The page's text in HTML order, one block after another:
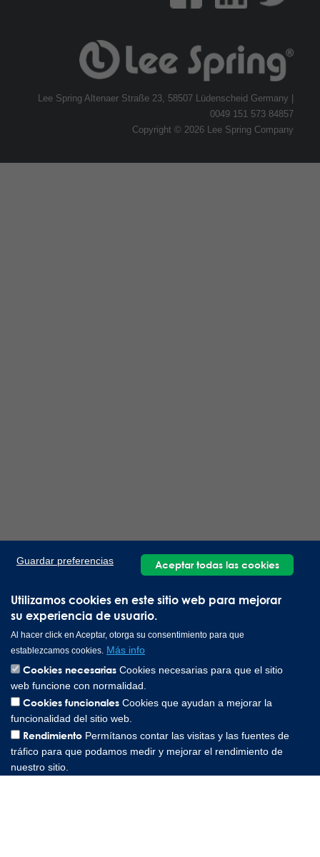
Utilizamos cookies en este sitio web para mejorar
su experiencia de usuario.
Al hacer click en Aceptar, otorga su consentimiento para que
establezcamos cookies. Más info
Cookies necesarias Cookies necesarias para que el sitio
web funcione con normalidad.
Cookies funcionales Cookies que ayudan a mejorar la
funcionalidad del sitio web.
Rendimiento Permítanos contar las visitas y las fuentes de
tráfico para que podamos medir y mejorar el rendimiento de
nuestro sitio.
Guardar preferencias Aceptar todas las cookies
Lee Spring Altenaer Straße 23, 58507 Lüdenscheid Germany |
0049 151 573 84857
Copyright © 2026 Lee Spring Company